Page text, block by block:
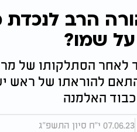
הרב
על שמו?
הסתלקותו של מרן
להוראתו של ראש
האלמנה
07.06.23 י"ח סיון התשפ"ג